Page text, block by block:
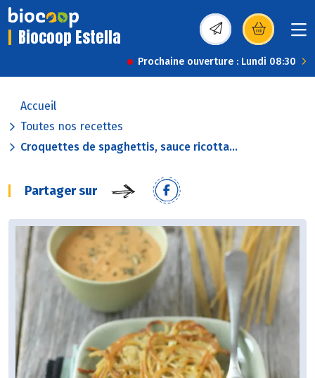
Biocoop Estella (s’ouvre dans une
Prochaine ouverture : Lundi 08:30
Accueil
Toutes nos recettes
Croquettes de spaghettis, sauce ricotta...
Partager sur